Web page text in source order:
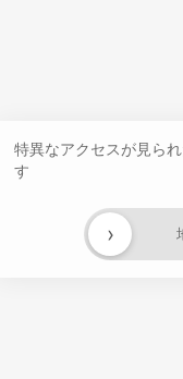
特異なアクセスが見ら
す
›